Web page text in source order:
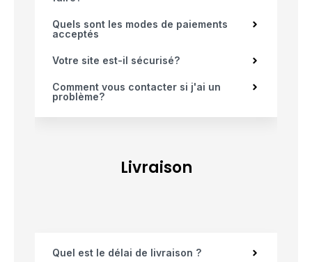
Quels sont les modes de paiements
acceptés
Votre site est-il sécurisé?
Comment vous contacter si j'ai un
problème?
Livraison
Quel est le délai de livraison ?